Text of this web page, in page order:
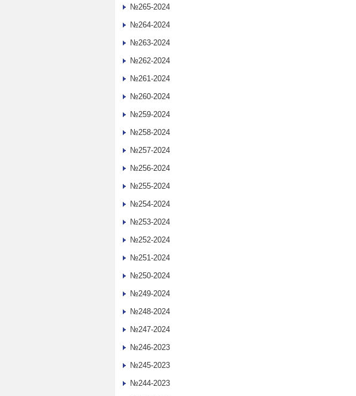
№265-2024
№264-2024
№263-2024
№262-2024
№261-2024
№260-2024
№259-2024
№258-2024
№257-2024
№256-2024
№255-2024
№254-2024
№253-2024
№252-2024
№251-2024
№250-2024
№249-2024
№248-2024
№247-2024
№246-2023
№245-2023
№244-2023